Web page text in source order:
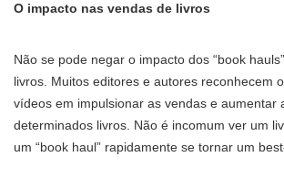
O impacto nas vendas de livros
Não se pode negar o impacto dos “book
livros. Muitos editores e autores reconhecem
vídeos em impulsionar as vendas e aumentar
determinados livros. Não é incomum ver um
um “book haul” rapidamente se tornar um